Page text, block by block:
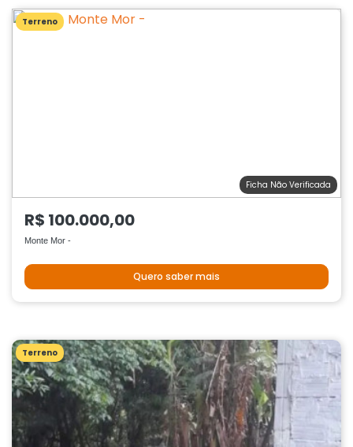
Terreno
Ficha Não Verificada
R$ 100.000,00
Monte Mor -
Quero saber mais
Terreno